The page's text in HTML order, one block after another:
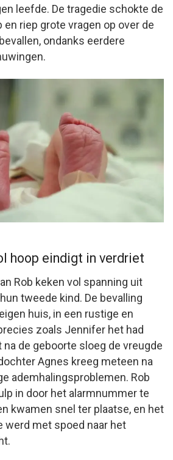
leefde. De tragedie schokte de
riep grote vragen op over de
ondanks eerdere
hoop eindigt in verdriet
Rob keken vol spanning uit
tweede kind. De bevalling
huis, in een rustige en
zoals Jennifer het had
de geboorte sloeg de vreugde
Agnes kreeg meteen na
ademhalingsproblemen. Rob
in door het alarmnummer te
kwamen snel ter plaatse, en het
werd met spoed naar het